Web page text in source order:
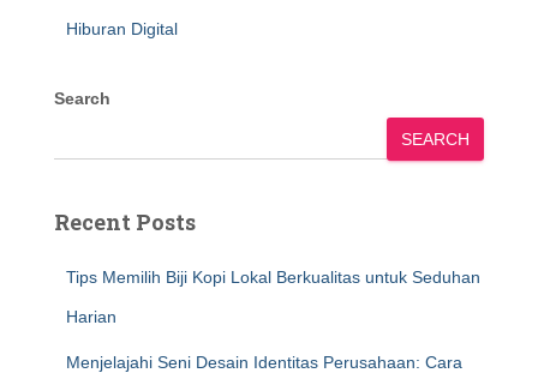
Hiburan Digital
Search
SEARCH
Recent Posts
Tips Memilih Biji Kopi Lokal Berkualitas untuk Seduhan
Harian
Menjelajahi Seni Desain Identitas Perusahaan: Cara